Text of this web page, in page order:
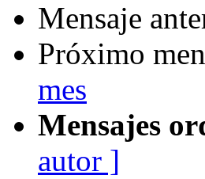
Mensaje
Próximo
mes
Mensajes
autor ]